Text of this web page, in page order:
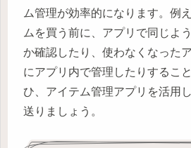
ム管理が効率的になります。例
ムを買う前に、アプリで同じよ
か確認したり、使わなくなった
にアプリ内で管理したりするこ
ひ、アイテム管理アプリを活用
送りましょう。